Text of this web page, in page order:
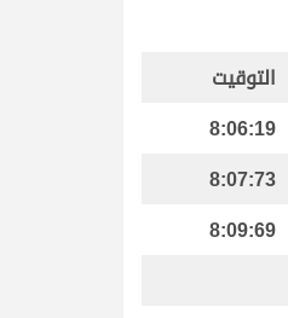
التوقيت
8:06:19
8:07:73
8:09:69